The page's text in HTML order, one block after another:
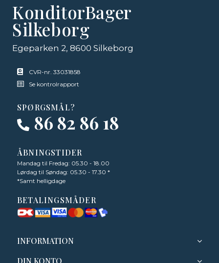
KonditorBager
Silkeborg
Egeparken 2, 8600 Silkeborg
CVR-nr. 33031858
Se kontrolrapport
SPØRGSMÅL?
86 82 86 18
ÅBNINGSTIDER
Mandag til Fredag: 05.30 - 18.00
Lørdag til Søndag: 05.30 - 17.30 *
*Samt helligdage
BETALINGSMÅDER
INFORMATION